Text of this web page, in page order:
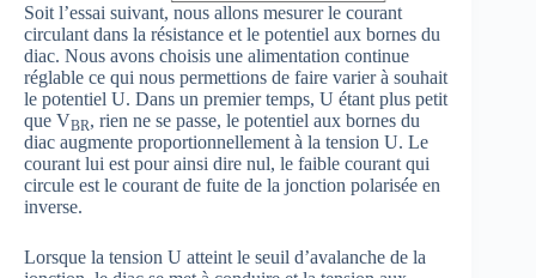
Soit l’essai suivant, nous allons mesurer le courant
circulant dans la résistance et le potentiel aux bornes du
diac. Nous avons choisis une alimentation continue
réglable ce qui nous permettions de faire varier à souhait
le potentiel U. Dans un premier temps, U étant plus petit
que VBR, rien ne se passe, le potentiel aux bornes du
diac augmente proportionnellement à la tension U. Le
courant lui est pour ainsi dire nul, le faible courant qui
circule est le courant de fuite de la jonction polarisée en
inverse.
Lorsque la tension U atteint le seuil d’avalanche de la